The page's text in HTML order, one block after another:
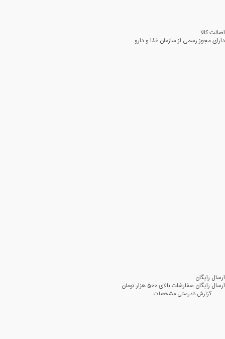
اصالت کالا
دارای مجوز رسمی از سازمان غذا و دارو
ارسال رایگان
ارسال رایگان سفارشات بالای 500 هزار تومان
گزارش نادرستی مشخصات